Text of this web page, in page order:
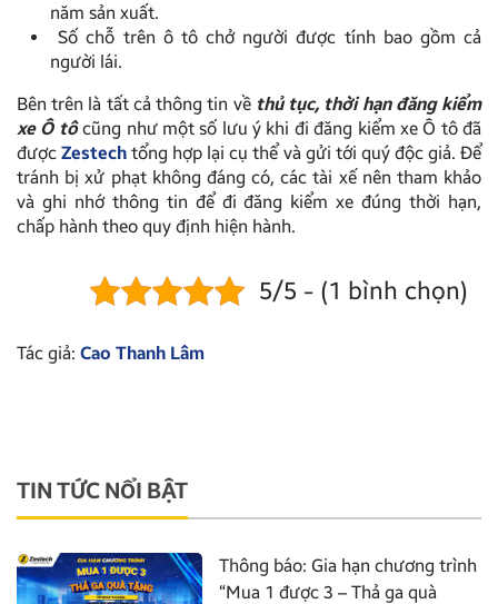
năm sản xuất.
Số chỗ trên ô tô chở người được tính bao gồm cả
người lái.
Bên trên là tất cả thông tin về thủ tục, thời hạn đăng kiểm
xe Ô tôcũng như một số lưu ý khi đi đăng kiểm xe Ô tô đã
đượcZestech tổng hợp lại cụ thể và gửi tới quý độc giả. Để
tránh bị xử phạt không đáng có, các tài xế nên tham khảo
và ghi nhớ thông tin để đi đăng kiểm xe đúng thời hạn,
chấp hành theo quy định hiện hành.
5/5 - (1 bình chọn)
Tác giả: Cao Thanh Lâm
TIN TỨC NỔI BẬT
Thông báo: Gia hạn chương trình
“Mua 1 được 3 – Thả ga quà